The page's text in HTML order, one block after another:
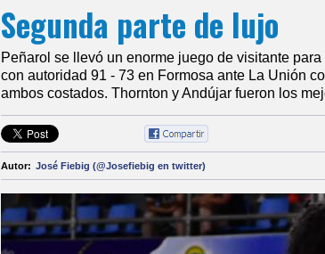
Segunda parte de lujo
Peñarol se llevó un enorme juego de visitante
con autoridad 91 - 73 en Formosa ante La Unión
ambos costados. Thornton y Andújar fueron los
Autor: José Fiebig (@Josefiebig en twitter)